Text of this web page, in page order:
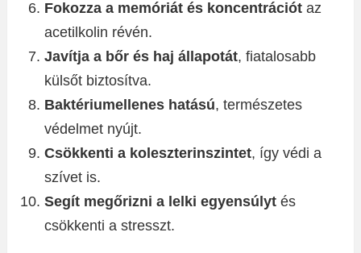
Fokozza a memóriát és koncentrációt az
acetilkolin révén.
Javítja a bőr és haj állapotát, fiatalosabb
külsőt biztosítva.
Baktériumellenes hatású, természetes
védelmet nyújt.
Csökkenti a koleszterinszintet, így védi a
szívet is.
Segít megőrizni a lelki egyensúlyt és
csökkenti a stresszt.